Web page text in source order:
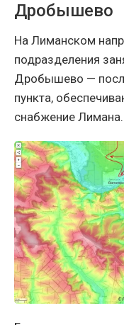
Дробышево
На Лиманском
подразделения
Дробышево —
пункта,
снабжение Лимана.